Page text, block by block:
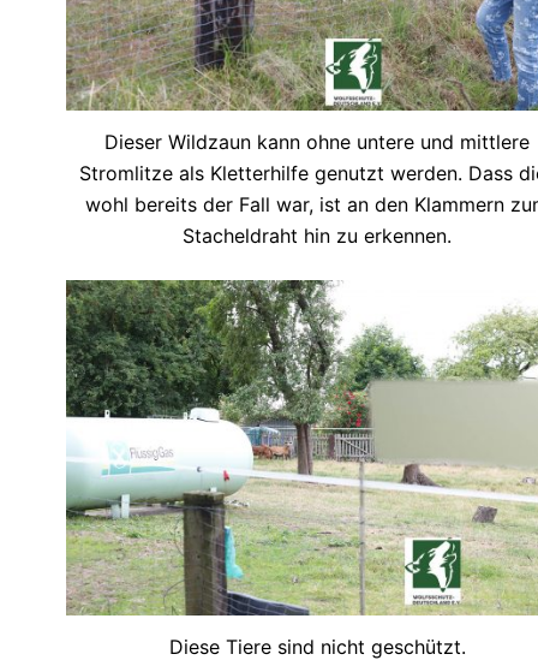
Dieser Wildzaun kann ohne untere und mittlere
Stromlitze als Kletterhilfe genutzt werden. Dass
wohl bereits der Fall war, ist an den Klammern
Stacheldraht hin zu erkennen.
Diese Tiere sind nicht geschützt.